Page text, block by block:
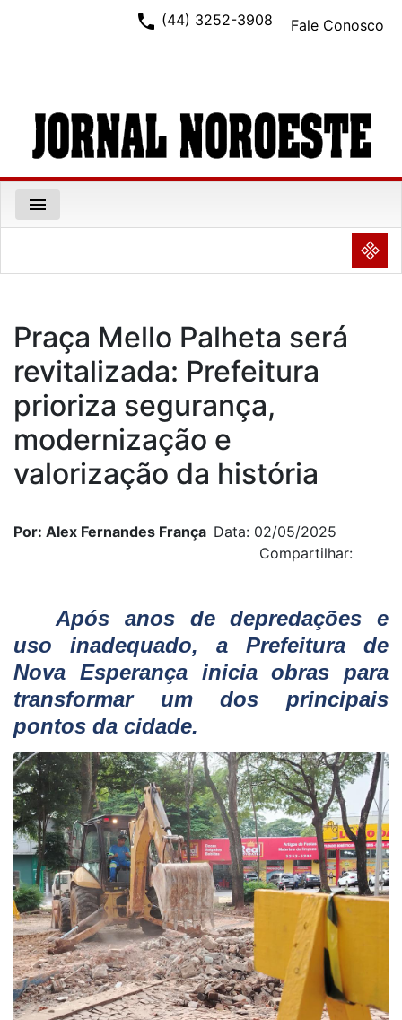
Fale Conosco
phone (44) 3252-3908
menu
NULL
Praça Mello Palheta será
revitalizada: Prefeitura
prioriza segurança,
modernização e
valorização da história
Por: Alex Fernandes França Data: 02/05/2025
Compartilhar:
Após anos de depredações e
uso inadequado, a Prefeitura de
Nova Esperança inicia obras para
transformar um dos principais
pontos da cidade.